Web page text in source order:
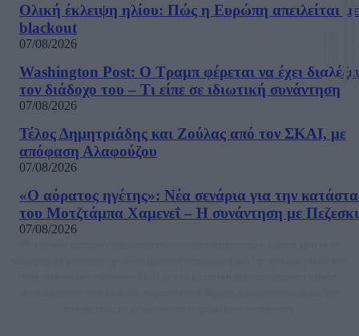
Ολική έκλειψη ηλίου: Πώς η Ευρώπη απειλείται με
blackout
07/08/2026
Washington Post: Ο Τραμπ φέρεται να έχει διαλέξει
τον διάδοχο του – Τι είπε σε ιδιωτική συνάντηση
07/08/2026
Τέλος Δημητριάδης και Ζούλας από τον ΣΚΑΙ, με
απόφαση Αλαφούζου
07/08/2026
«Ο αόρατος ηγέτης»: Νέα σενάρια για την
του Μοτζτάμπα Χαμενεΐ – Η συνάντηση με
07/08/2026